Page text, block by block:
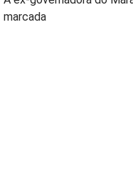
marcada